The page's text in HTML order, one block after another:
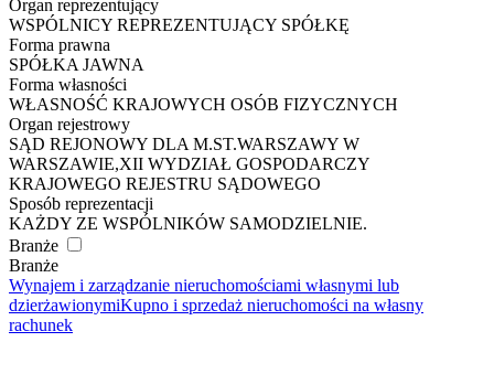
Organ reprezentujący
WSPÓLNICY REPREZENTUJĄCY SPÓŁKĘ
Forma prawna
SPÓŁKA JAWNA
Forma własności
WŁASNOŚĆ KRAJOWYCH OSÓB FIZYCZNYCH
Organ rejestrowy
SĄD REJONOWY DLA M.ST.WARSZAWY W
WARSZAWIE,XII WYDZIAŁ GOSPODARCZY
KRAJOWEGO REJESTRU SĄDOWEGO
Sposób reprezentacji
KAŻDY ZE WSPÓLNIKÓW SAMODZIELNIE.
Branże
Branże
Wynajem i zarządzanie nieruchomościami własnymi lub
dzierżawionymiKupno i sprzedaż nieruchomości na własny
rachunek